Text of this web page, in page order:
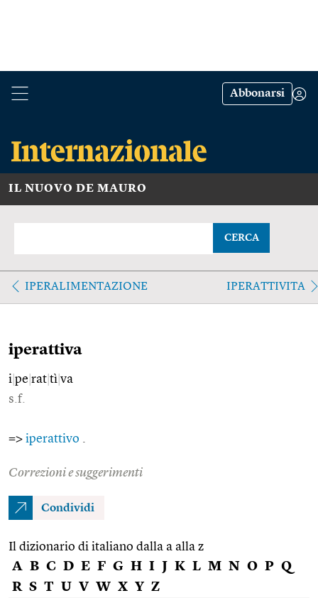
Abbonarsi
IL NUOVO DE MAURO
CERCA
IPERALIMENTAZIONE IPERATTIVITA
iperattiva
i pe rat tì va
s.f.
=> iperattivo
Correzioni e suggerimenti
Condividi
Il dizionario di italiano dalla a alla z
A B C D E F G H I J K L M N O P Q
R S T U V W X Y Z